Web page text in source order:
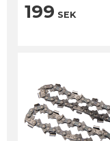
199 SEK